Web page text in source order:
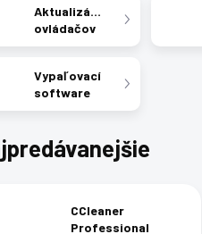
Aktualizácia
ovládačov
Vypaľovací
software
CCleaner
Professional